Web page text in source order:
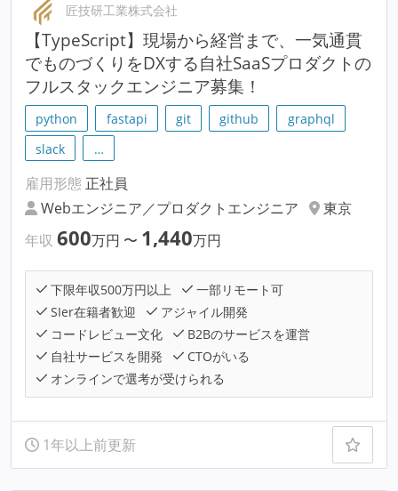
匠技研工業株式会社
【TypeScript】現場から経営まで、一気通貫
でものづくりをDXする自社SaaSプロダクトの
フルスタックエンジニア募集！
python fastapi git github
graphql
slack
…
雇用形態 正社員
Webエンジニア／プロダクトエンジニア
東京
年収 600万円 〜 1,440万円
下限年収500万円以上
一部リモート可
SIer在籍者歓迎
アジャイル開発
コードレビュー文化
B2Bのサービスを運営
自社サービスを開発
CTOがいる
オンラインで選考が受けられる
1年以上前更新